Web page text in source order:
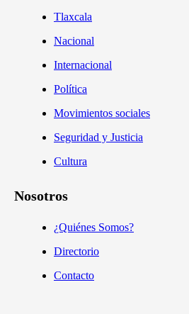
Tlaxcala
Nacional
Internacional
Política
Movimientos sociales
Seguridad y Justicia
Cultura
Nosotros
¿Quiénes Somos?
Directorio
Contacto